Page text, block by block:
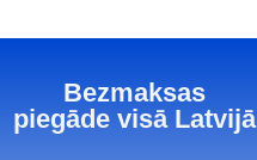
Bezmaksas
piegāde visā Latvijā